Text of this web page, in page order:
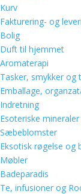
Kurv
Fakturering- og
Bolig
Duft til hjemmet
Aromaterapi
Tasker, smykker og
Emballage,
Indretning
Esoteriske
Sæbeblomster
Eksotisk røgelse og
Møbler
Badeparadis
Te, infusioner og